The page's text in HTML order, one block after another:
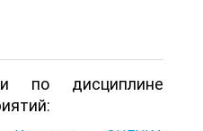
по дисциплине